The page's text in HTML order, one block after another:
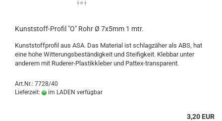
Kunststoff-Profil "O" Rohr Ø 7x5mm 1 mtr.
Kunststoffprofil aus ASA. Das Material ist schlagzäher als ABS, hat
eine hohe Witterungsbeständigkeit und Steifigkeit. Klebbar unter
anderem mit Ruderer-Plastikkleber und Pattex-transparent.
Art.Nr.: 7728/40
Lieferzeit:
im LADEN verfügbar
3,20 EUR